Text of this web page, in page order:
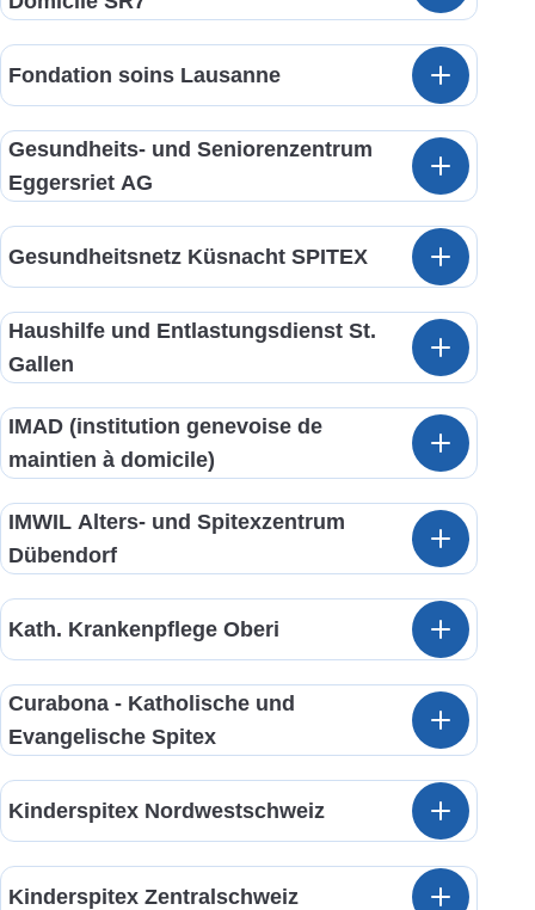
Fondation soins Lausanne
Gesundheits- und Seniorenzentrum
Eggersriet AG
Gesundheitsnetz Küsnacht SPITEX
Haushilfe und Entlastungsdienst St.
Gallen
IMAD (institution genevoise de
maintien à domicile)
IMWIL Alters- und Spitexzentrum
Dübendorf
Kath. Krankenpflege Oberi
Curabona - Katholische und
Evangelische Spitex
Kinderspitex Nordwestschweiz
Kinderspitex Zentralschweiz